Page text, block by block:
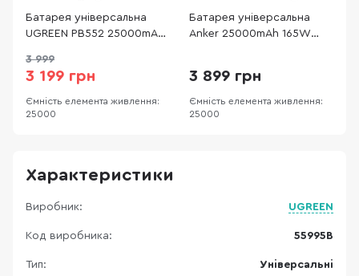
Батарея універсальна
UGREEN PB552 25000mAh
3 999
3 199 грн
Ємність елемента живлення:
25000
Батарея універсальна
Anker 25000mAh 165W
3 899 грн
Ємність елемента живлення:
25000
Характеристики
Виробник: UGREEN
Код виробника: 55995B
Тип: Універсальні